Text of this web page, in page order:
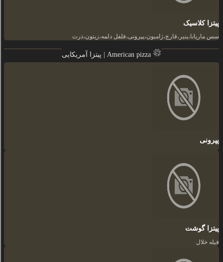
پیتزا کلاسیک
سس ماریانا،پنیر،قارچ،ژامبون،پپرونی،فلفل دلمه،زیتون،ذرت
پیتزا آمریکایی | American pizza
پپرونی
پیتزا گوشت
فیله خلال